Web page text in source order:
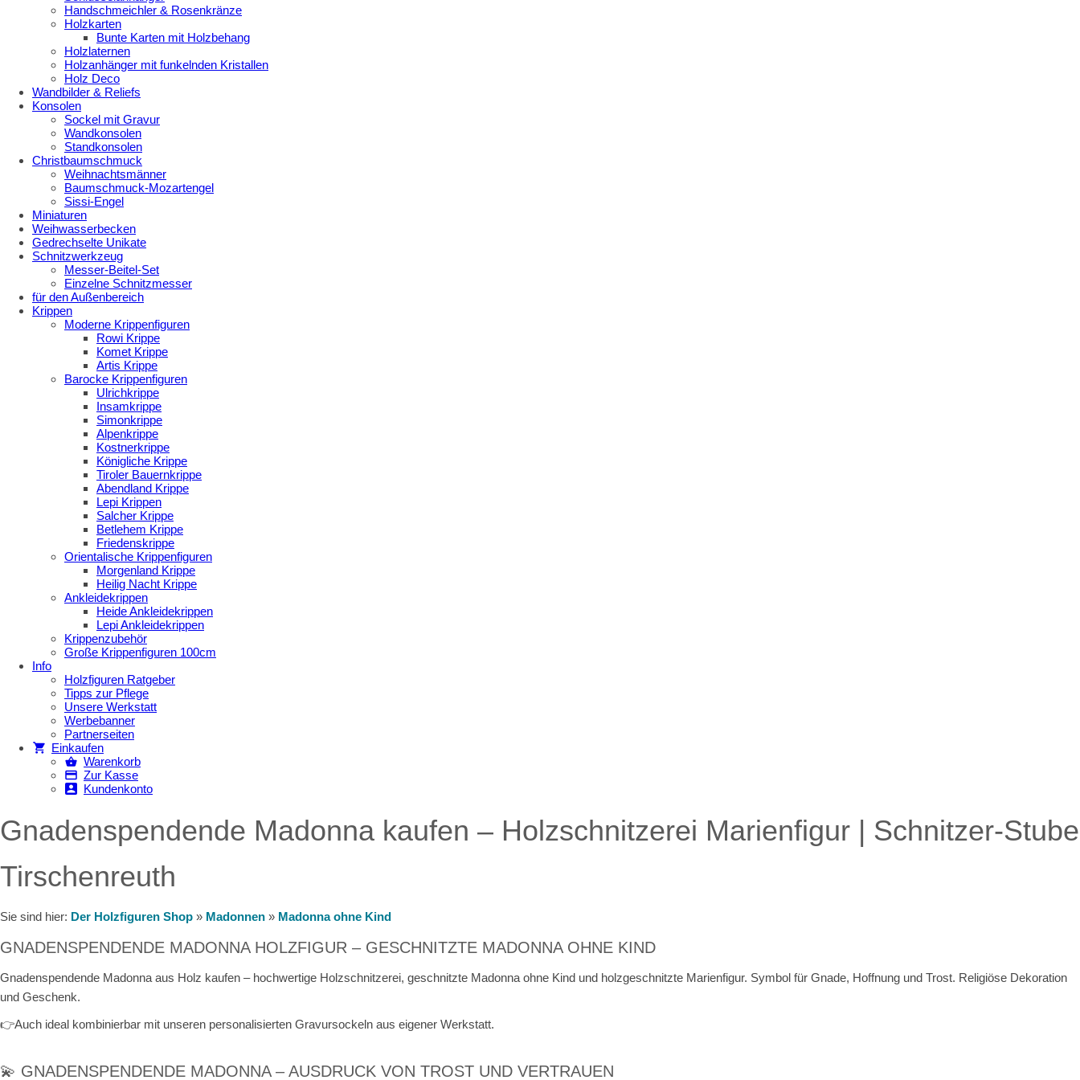
Handschmeichler & Rosenkränze
Holzkarten
Bunte Karten mit Holzbehang
Holzlaternen
Holzanhänger mit funkelnden Kristallen
Holz Deco
Wandbilder & Reliefs
Konsolen
Sockel mit Gravur
Wandkonsolen
Standkonsolen
Christbaumschmuck
Weihnachtsmänner
Baumschmuck-Mozartengel
Sissi-Engel
Miniaturen
Weihwasserbecken
Gedrechselte Unikate
Schnitzwerkzeug
Messer-Beitel-Set
Einzelne Schnitzmesser
für den Außenbereich
Krippen
Moderne Krippenfiguren
Rowi Krippe
Komet Krippe
Artis Krippe
Barocke Krippenfiguren
Ulrichkrippe
Insamkrippe
Simonkrippe
Alpenkrippe
Kostnerkrippe
Königliche Krippe
Tiroler Bauernkrippe
Abendland Krippe
Lepi Krippen
Salcher Krippe
Betlehem Krippe
Friedenskrippe
Orientalische Krippenfiguren
Morgenland Krippe
Heilig Nacht Krippe
Ankleidekrippen
Heide Ankleidekrippen
Lepi Ankleidekrippen
Krippenzubehör
Große Krippenfiguren 100cm
Info
Holzfiguren Ratgeber
Tipps zur Pflege
Unsere Werkstatt
Werbebanner
Partnerseiten
Einkaufen
Warenkorb
Zur Kasse
Kundenkonto
Gnadenspendende Madonna kaufen – Holzschnitzerei Marienfigur | Schnitzer-Stube
Tirschenreuth
Sie sind hier: Der Holzfiguren Shop » Madonnen » Madonna ohne Kind
GNADENSPENDENDE MADONNA HOLZFIGUR – GESCHNITZTE MADONNA OHNE KIND
Gnadenspendende Madonna aus Holz kaufen – hochwertige Holzschnitzerei, geschnitzte Madonna ohne Kind und holzgeschnitzte Marienfigur. Symbol für Gnade, Hoffnung und Trost. Religiöse Dekoration
und Geschenk.
👉Auch ideal kombinierbar mit unseren personalisierten Gravursockeln aus eigener Werkstatt.
💫 GNADENSPENDENDE MADONNA – AUSDRUCK VON TROST UND VERTRAUEN